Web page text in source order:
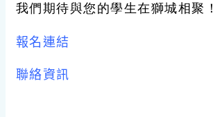
我們期待與您的學生在獅城相聚！
報名連結
聯絡資訊